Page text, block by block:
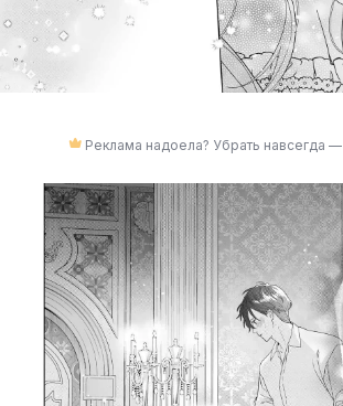
Реклама надоела? Убрать навсегда —